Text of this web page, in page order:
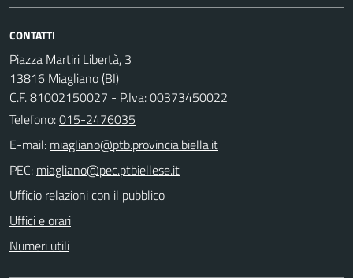
CONTATTI
Piazza Martiri Libertà, 3
13816 Miagliano (BI)
C.F. 81002150027 - P.Iva: 00373450022
Telefono:015-2476035
E-mail:
PEC:
Ufficio relazioni con il pubblico
Uffici e orari
Numeri utili